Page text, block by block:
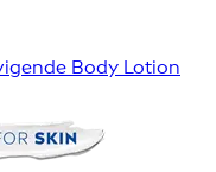
Body Lotion